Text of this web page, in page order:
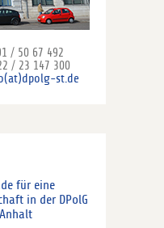
/ 50 67 492
/ 23 147 300
st.de
für eine
in der DPolG